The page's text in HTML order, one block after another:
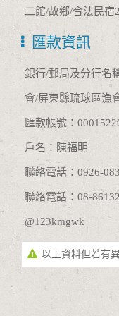
二館/故鄉/合法民宿
匯款資訊
銀行/郵局及分行名
會/屏東縣琉球區漁
匯款帳號：
戶名：陳福明
聯絡電話：0926-
聯絡電話：08-
@123kmgwk
以上資料但若有